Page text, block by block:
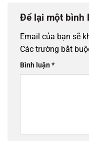
Để lại một bình
Email của bạn sẽ
Các trường bắt
Bình luận*